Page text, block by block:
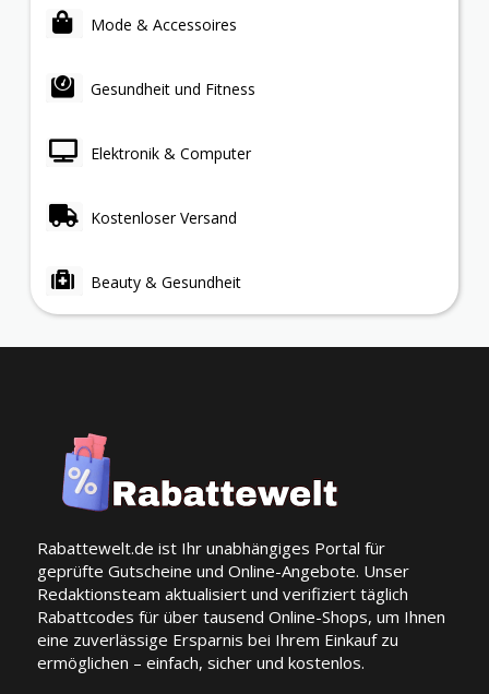
Mode & Accessoires
Gesundheit und Fitness
Elektronik & Computer
Kostenloser Versand
Beauty & Gesundheit
Rabattewelt.de ist Ihr unabhängiges Portal für
geprüfte Gutscheine und Online-Angebote. Unser
Redaktionsteam aktualisiert und verifiziert täglich
Rabattcodes für über tausend Online-Shops, um Ihnen
eine zuverlässige Ersparnis bei Ihrem Einkauf zu
ermöglichen – einfach, sicher und kostenlos.